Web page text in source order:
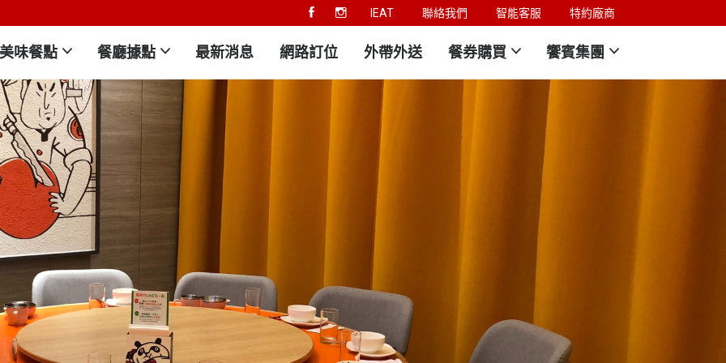
IEAT 聯絡我們 智能客服 特約廠商
美味餐點 餐廳據點 最新消息 網路訂位 外帶外送 餐券購買 饗賓集團